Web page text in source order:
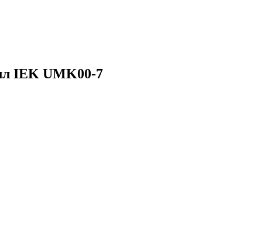
IEK UMK00-7